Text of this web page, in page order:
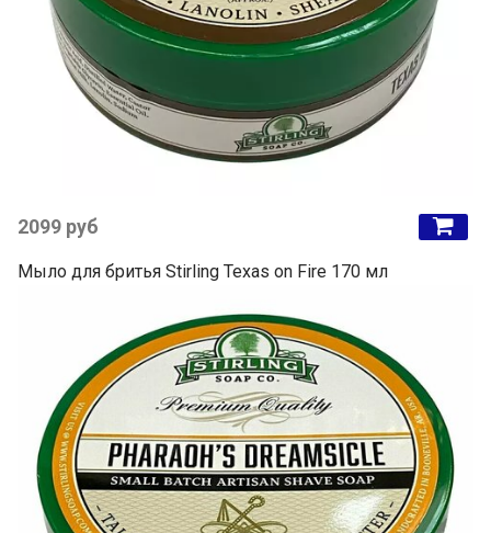
2099 руб
Мыло для бритья Stirling Texas on Fire 170 мл